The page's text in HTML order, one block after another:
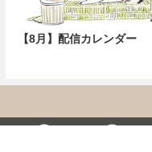
【8月】配信カレンダー